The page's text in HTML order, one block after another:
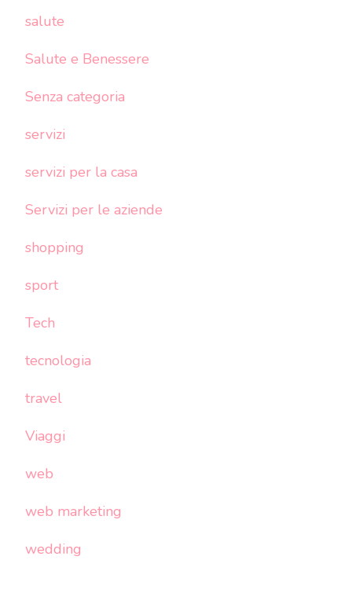
salute
Salute e Benessere
Senza categoria
servizi
servizi per la casa
Servizi per le aziende
shopping
sport
Tech
tecnologia
travel
Viaggi
web
web marketing
wedding